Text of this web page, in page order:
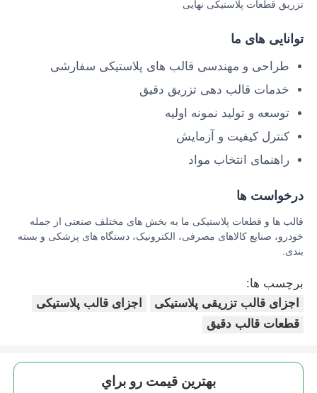
قالب تزریق خودرو
قالب تزریق دو شلی
قالب دهی تزریقی پزشکی
قالب دهی تزریق چند حفره ای
قالب گیری تزریقی الکترونیک
قالب‌گیری تزریقی با دمای بالا
قالب لوازم خانگی
تزریق قطعات پلاستیکی نهایی
توانایی های ما
طراحی و مهندسی قالب های پلاستیکی سفارشی
خدمات قالب دهی تزریق دقیق
توسعه و تولید نمونه اولیه
کنترل کیفیت و آزمایش
راهنمای انتخاب مواد
درخواست ها
قالب ها و قطعات پلاستیکی ما به بخش های مختلف صنعتی از جمله
خودرو، صنایع کالاهای مصرفی، الکترونیک، دستگاه های پزشکی و بسته
بندی.
برچسب ها:
اجزای قالب تزریقی پلاستیکی
اجزای قالب پلاستیکی
قطعات قالب دقیق
بهترين قيمت رو براي